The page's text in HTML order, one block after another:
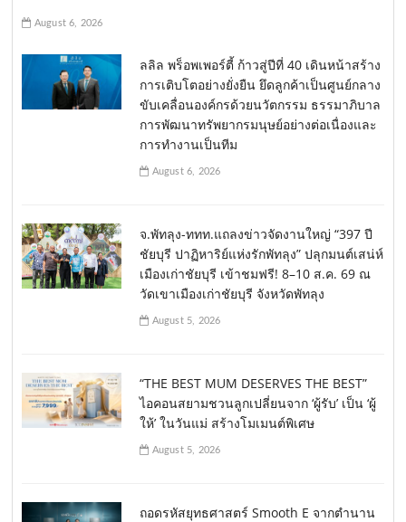
August 6, 2026
ลลิล พร็อพเพอร์ตี้ ก้าวสู่ปีที่ 40 เดินหน้าสร้าง
การเติบโตอย่างยั่งยืน ยึดลูกค้าเป็นศูนย์กลาง
ขับเคลื่อนองค์กรด้วยนวัตกรรม ธรรมาภิบาล
การพัฒนาทรัพยากรมนุษย์อย่างต่อเนื่องและ
การทำงานเป็นทีม
August 6, 2026
จ.พัทลุง-ททท.แถลงข่าวจัดงานใหญ่ “397 ปี
ชัยบุรี ปาฏิหาริย์แห่งรักพัทลุง” ปลุกมนต์เสน่ห์
เมืองเก่าชัยบุรี เข้าชมฟรี! 8–10 ส.ค. 69 ณ
วัดเขาเมืองเก่าชัยบุรี จังหวัดพัทลุง
August 5, 2026
“THE BEST MUM DESERVES THE BEST”
ไอคอนสยามชวนลูกเปลี่ยนจาก ‘ผู้รับ’ เป็น ‘ผู้
ให้’ ในวันแม่ สร้างโมเมนต์พิเศษ
August 5, 2026
ถอดรหัสยุทธศาสตร์ Smooth E จากตำนาน